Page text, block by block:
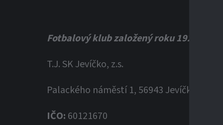
Fotbalový klub založený roku 1920
T.J. SK Jevíčko, z.s.
Palackého náměstí 1, 56943 Jevíčko
IČO: 60121670